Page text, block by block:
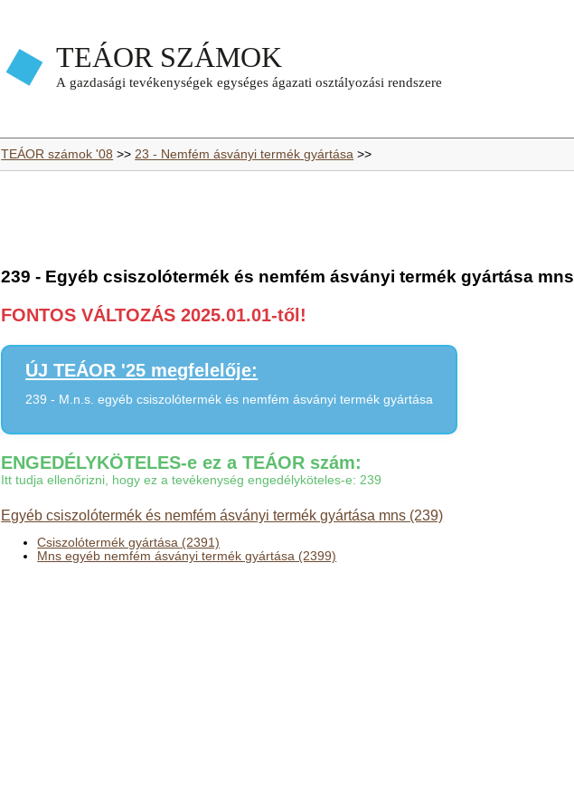
TEÁOR számok '08 >>23 - Nemfém ásványi termék gyártása >>
239 - Egyéb csiszolótermék és nemfém ásványi termék gyártása mns
FONTOS VÁLTOZÁS 2025.01.01-től!
ÚJ TEÁOR '25 megfelelője:
239 - M.n.s. egyéb csiszolótermék és nemfém ásványi termék gyártása
ENGEDÉLYKÖTELES-e ez a TEÁOR szám:
Itt tudja ellenőrizni, hogy ez a tevékenység engedélyköteles-e: 239
Egyéb csiszolótermék és nemfém ásványi termék gyártása mns (239)
Csiszolótermék gyártása (2391)
Mns egyéb nemfém ásványi termék gyártása (2399)